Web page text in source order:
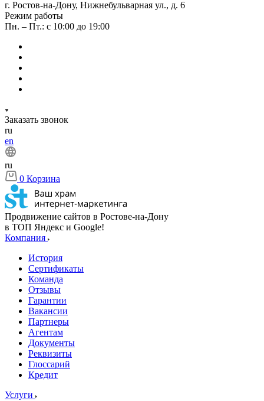
г. Ростов-на-Дону, Нижнебульварная ул., д. 6
Режим работы
Пн. – Пт.: с 10:00 до 19:00
Заказать звонок
ru
en
ru
0 Корзина
Продвижение сайтов в Ростове-на-Дону
в ТОП Яндекс и Google!
Компания
История
Сертификаты
Команда
Отзывы
Гарантии
Вакансии
Партнеры
Агентам
Документы
Реквизиты
Глоссарий
Кредит
Услуги